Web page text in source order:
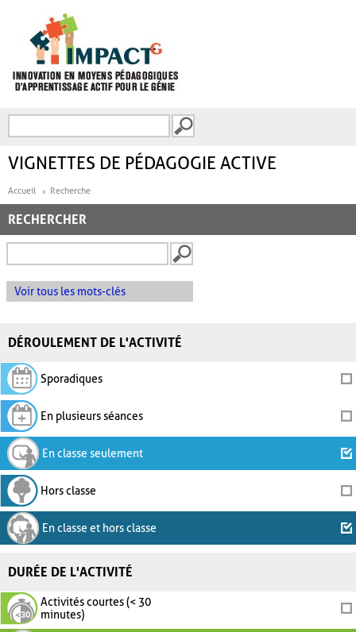
FORMULAIRE DE
VIGNETTES DE PÉDAGOGIE ACTIVE
Accueil Recherche
RECHERCHER
Voir tous les mots-clés
DÉROULEMENT DE L'ACTIVITÉ
Sporadiques
En plusieurs séances
En classe seulement
Hors classe
En classe et hors classe
DURÉE DE L'ACTIVITÉ
Activités courtes (< 30
minutes)